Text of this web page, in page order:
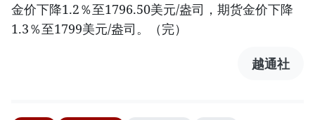
金价下降1.2％至1796.50美元/盎司，期货金价下降
1.3％至1799美元/盎司。（完）
越通社